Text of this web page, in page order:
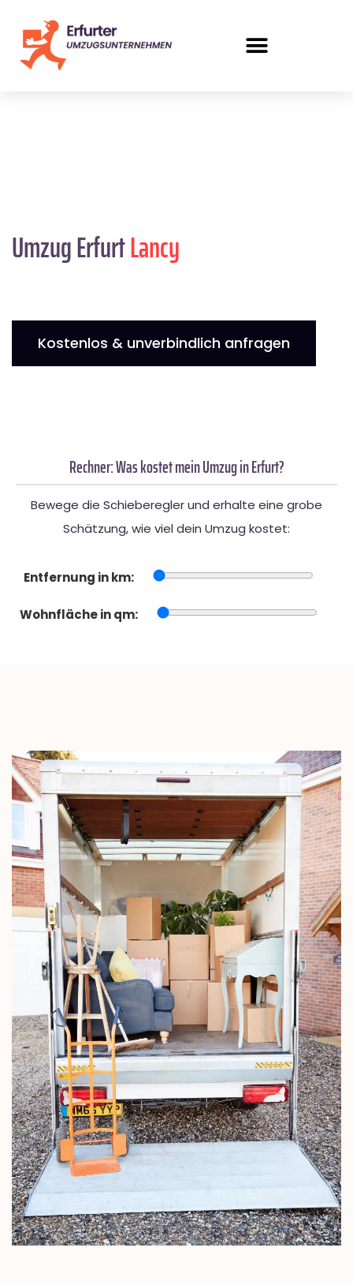
Umzug ErfurtLancy
Kostenlos & unverbindlich anfragen
Rechner: Was kostet mein Umzug in Erfurt?
Bewege die Schieberegler und erhalte eine grobe
Schätzung, wie viel dein Umzug kostet:
Entfernung in km:
Wohnfläche in qm: